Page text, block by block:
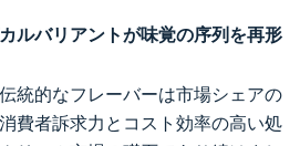
ルバリアントが味覚の序列を再形
統的なフレーバーは市場シェアの
費者訴求力とコスト効率の高い処